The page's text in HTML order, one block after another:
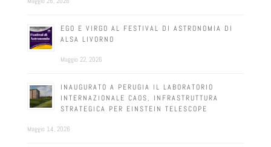
EGO E VIRGO AL FESTIVAL DI ASTRONOMIA DI
ALSA LIVORNO
Maggio 22, 2026
INAUGURATO A PERUGIA IL LABORATORIO
INTERNAZIONALE CAOS, INFRASTRUTTURA
STRATEGICA PER EINSTEIN TELESCOPE
Maggio 14, 2026